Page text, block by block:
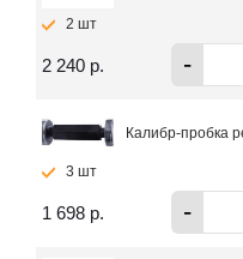
2 шт
2 240 р. -
Калибр-пробка
3 шт
1 698 р. -